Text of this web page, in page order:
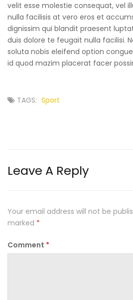
velit esse molestie consequat, vel
nulla facilisis at vero eros et
dignissim qui blandit praesent
duis dolore te feugait nulla facilisi.
soluta nobis eleifend option
id quod mazim placerat facer
TAGS: Sport
Leave A Reply
Your email address will not be
marked *
Comment *